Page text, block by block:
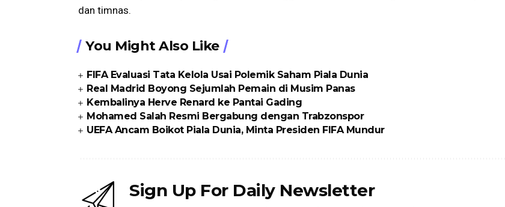
dan timnas.
You Might Also Like
FIFA Evaluasi Tata Kelola Usai Polemik Saham Piala Dunia
Real Madrid Boyong Sejumlah Pemain di Musim Panas
Kembalinya Herve Renard ke Pantai Gading
Mohamed Salah Resmi Bergabung dengan Trabzonspor
UEFA Ancam Boikot Piala Dunia, Minta Presiden FIFA Mundur
Sign Up For Daily Newsletter